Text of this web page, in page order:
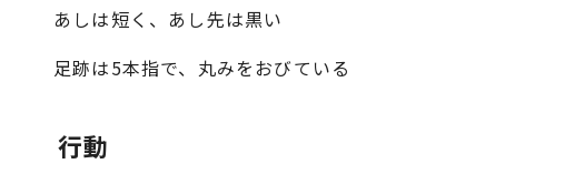
あしは短く、あし先は黒い
足跡は5本指で、丸みをおびている
行動